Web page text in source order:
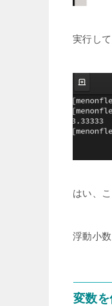
実行し
はい、
浮動小
変数